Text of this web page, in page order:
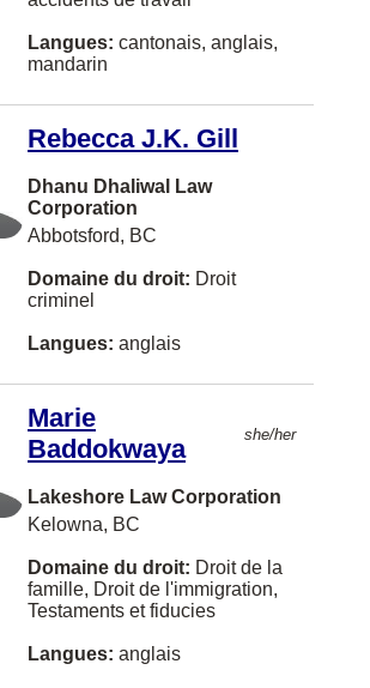
Falls
Sound
Rupert
Hyacinthe
Langues: cantonais, anglais,
mandarin
Rebecca J.K. Gill
Dhanu Dhaliwal Law
Corporation
Abbotsford, BC
Domaine du droit: Droit
criminel
Langues: anglais
Marie
Baddokwaya
she/her
Lakeshore Law Corporation
Kelowna, BC
Domaine du droit: Droit de la
famille, Droit de l'immigration,
Testaments et fiducies
Langues: anglais